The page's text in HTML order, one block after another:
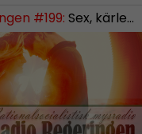
#199: Sex, kärlek och förhållanden